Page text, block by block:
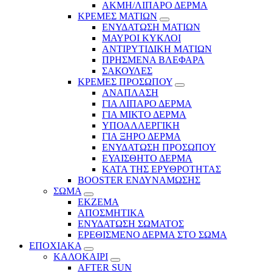
ΑΚΜΗ/ΛΙΠΑΡΟ ΔΕΡΜΑ
ΚΡΕΜΕΣ ΜΑΤΙΩΝ
ΕΝΥΔΑΤΩΣΗ ΜΑΤΙΩΝ
ΜΑΥΡΟΙ ΚΥΚΛΟΙ
ΑΝΤΙΡΥΤΙΔΙΚΗ ΜΑΤΙΩΝ
ΠΡΗΣΜΕΝΑ ΒΛΕΦΑΡΑ
ΣΑΚΟΥΛΕΣ
ΚΡΕΜΕΣ ΠΡΟΣΩΠΟΥ
ΑΝΑΠΛΑΣΗ
ΓΙΑ ΛΙΠΑΡΟ ΔΕΡΜΑ
ΓΙΑ ΜΙΚΤΟ ΔΕΡΜΑ
ΥΠΟΑΛΛΕΡΓΙΚΗ
ΓΙΑ ΞΗΡΟ ΔΕΡΜΑ
ΕΝΥΔΑΤΩΣΗ ΠΡΟΣΩΠΟΥ
ΕΥΑΙΣΘΗΤΟ ΔΕΡΜΑ
ΚΑΤΑ ΤΗΣ ΕΡΥΘΡΟΤΗΤΑΣ
BOOSTER ΕΝΔΥΝΑΜΩΣΗΣ
ΣΩΜΑ
ΕΚΖΕΜΑ
ΑΠΟΣΜΗΤΙΚΑ
ΕΝΥΔΑΤΩΣΗ ΣΩΜΑΤΟΣ
ΕΡΕΘΙΣΜΕΝΟ ΔΕΡΜΑ ΣΤΟ ΣΩΜΑ
ΕΠΟΧΙΑΚΑ
ΚΑΛΟΚΑΙΡΙ
AFTER SUN